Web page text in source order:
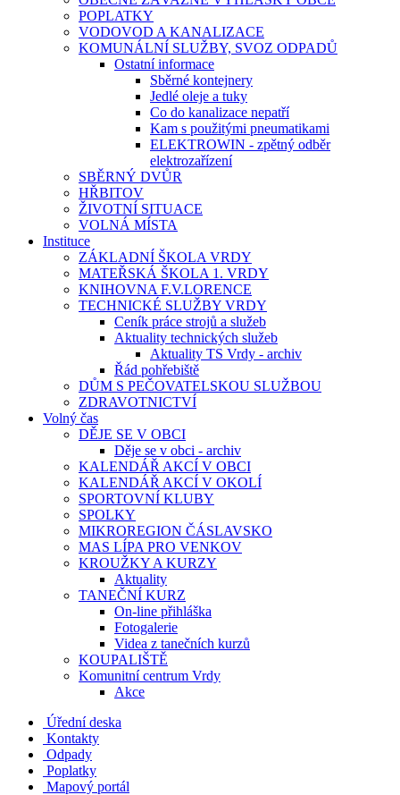
POPLATKY
VODOVOD A KANALIZACE
KOMUNÁLNÍ SLUŽBY, SVOZ ODPADŮ
Ostatní informace
Sběrné kontejnery
Jedlé oleje a tuky
Co do kanalizace nepatří
Kam s použitými pneumatikami
ELEKTROWIN - zpětný odběr
elektrozařízení
SBĚRNÝ DVŮR
HŘBITOV
ŽIVOTNÍ SITUACE
VOLNÁ MÍSTA
Instituce
ZÁKLADNÍ ŠKOLA VRDY
MATEŘSKÁ ŠKOLA 1. VRDY
KNIHOVNA F.V.LORENCE
TECHNICKÉ SLUŽBY VRDY
Ceník práce strojů a služeb
Aktuality technických služeb
Aktuality TS Vrdy - archiv
Řád pohřebiště
DŮM S PEČOVATELSKOU SLUŽBOU
ZDRAVOTNICTVÍ
Volný čas
DĚJE SE V OBCI
Děje se v obci - archiv
KALENDÁŘ AKCÍ V OBCI
KALENDÁŘ AKCÍ V OKOLÍ
SPORTOVNÍ KLUBY
SPOLKY
MIKROREGION ČÁSLAVSKO
MAS LÍPA PRO VENKOV
KROUŽKY A KURZY
Aktuality
TANEČNÍ KURZ
On-line přihláška
Fotogalerie
Videa z tanečních kurzů
KOUPALIŠTĚ
Komunitní centrum Vrdy
Akce
Úřední deska
Kontakty
Odpady
Poplatky
Mapový portál